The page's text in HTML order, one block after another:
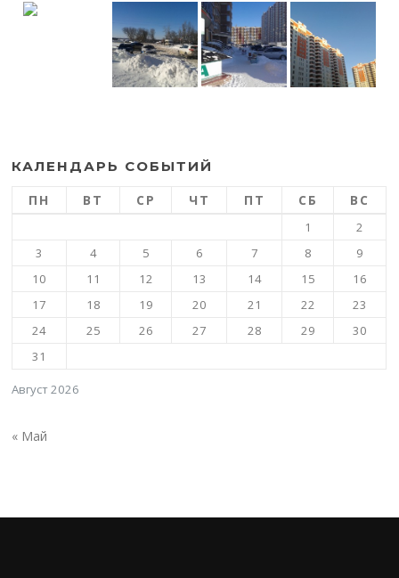
КАЛЕНДАРЬ СОБЫТИЙ
Август 2026
ПН ВТ СР ЧТ ПТ СБ ВС
1
2
3
4 5 6 7 8
9
10
11 12 13 14 15
16
17
18 19 20 21 22
23
24
25 26 27 28 29
30
31
« Май